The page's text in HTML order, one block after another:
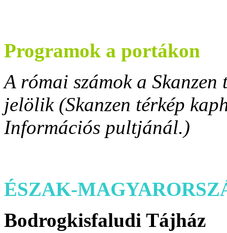
Programok a portákon
A római számok a
jelölik (Skanzen térkép
Információs pultjánál.)
ÉSZAK-
Bodrogkisfaludi Tájház